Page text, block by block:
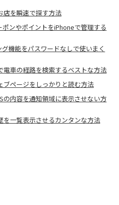
店を瞬速で探す方法
ンやポイントをiPhoneで管理する
機能をパスワードなしで使いまく
車の経路を検索するベストな方法
ページをしっかりと読む方法
の内容を通知領域に表示させない方
一覧表示させるカンタンな方法